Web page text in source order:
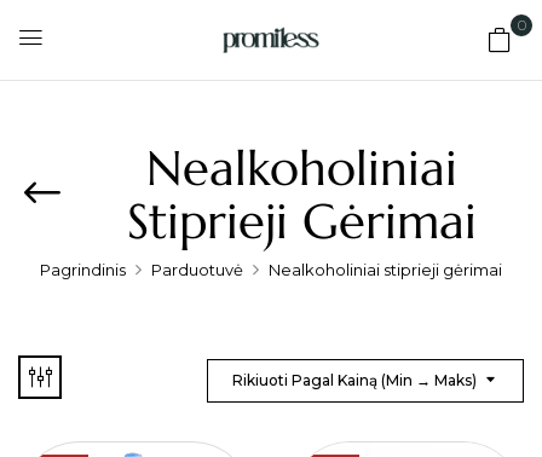
0
Nealkoholiniai
Stiprieji Gėrimai
Pagrindinis Parduotuvė Nealkoholiniai stiprieji gėrimai
Rikiuoti Pagal Kainą (min → Maks)